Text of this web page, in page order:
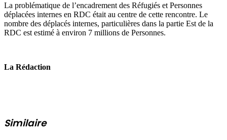
La problématique de l’encadrement des Réfugiés et Personnes
déplacées internes en RDC était au centre de cette rencontre. Le
nombre des déplacés internes, particulières dans la partie Est de la
RDC est estimé à environ 7 millions de Personnes.
La Rédaction
Similaire